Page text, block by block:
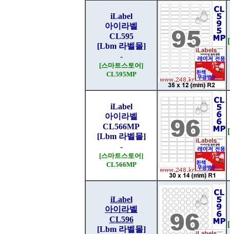
iLabel
아이라벨
CL595
[Lbm 라벨몰]
-
[스마트스토어]
CL595MP
iLabel
아이라벨
CL566MP
[Lbm 라벨몰]
-
[스마트스토어]
CL566MP
iLabel
아이라벨
CL596
[Lbm 라벨몰]